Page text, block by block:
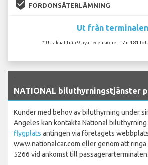
beenhere FORDONSÅTERLÄMNING
Ut från terminalen
* Uträknat från 9 nya recensioner från 481
NATIONAL biluthyrningstjänster
Kunder med behov av biluthyrning under
Angeles kan kontakta National biluthyrning
flygplats antingen via företagets
www.nationalcar.com eller genom att ringa
5266 vid ankomst till passagerarterminalen.